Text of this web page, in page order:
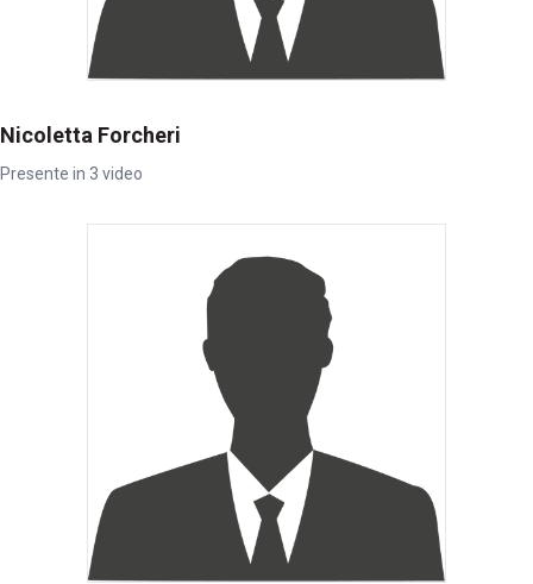
Nicoletta Forcheri
Presente in 3 video